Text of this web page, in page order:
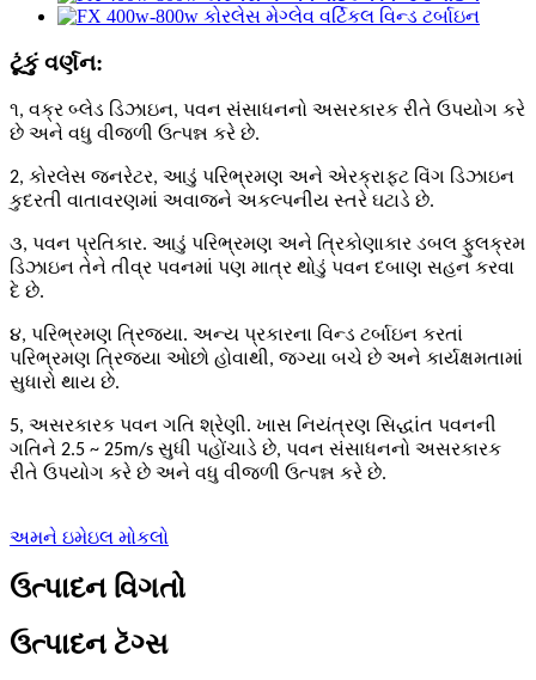
ટૂંકું વર્ણન:
૧, વક્ર બ્લેડ ડિઝાઇન, પવન સંસાધનનો અસરકારક રીતે ઉપયોગ કરે
છે અને વધુ વીજળી ઉત્પન્ન કરે છે.
2, કોરલેસ જનરેટર, આડું પરિભ્રમણ અને એરક્રાફ્ટ વિંગ ડિઝાઇન
કુદરતી વાતાવરણમાં અવાજને અકલ્પનીય સ્તરે ઘટાડે છે.
૩, પવન પ્રતિકાર. આડું પરિભ્રમણ અને ત્રિકોણાકાર ડબલ ફુલક્રમ
ડિઝાઇન તેને તીવ્ર પવનમાં પણ માત્ર થોડું પવન દબાણ સહન કરવા
દે છે.
૪, પરિભ્રમણ ત્રિજ્યા. અન્ય પ્રકારના વિન્ડ ટર્બાઇન કરતાં
પરિભ્રમણ ત્રિજ્યા ઓછો હોવાથી, જગ્યા બચે છે અને કાર્યક્ષમતામાં
સુધારો થાય છે.
5, અસરકારક પવન ગતિ શ્રેણી. ખાસ નિયંત્રણ સિદ્ધાંત પવનની
ગતિને 2.5 ~ 25m/s સુધી પહોંચાડે છે, પવન સંસાધનનો અસરકારક
રીતે ઉપયોગ કરે છે અને વધુ વીજળી ઉત્પન્ન કરે છે.
અમને ઇમેઇલ મોકલો
ઉત્પાદન વિગતો
ઉત્પાદન ટૅગ્સ